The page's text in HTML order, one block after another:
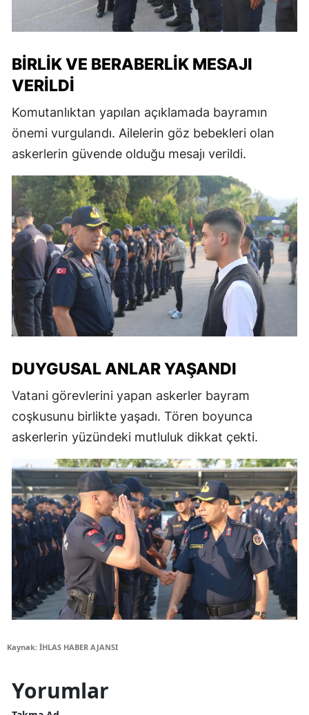
BIRLIK VE BERABERLIK MESAJI
VERILDI
Komutanlıktan yapılan açıklamada bayramın
önemi vurgulandı. Ailelerin göz bebekleri olan
askerlerin güvende olduğu mesajı verildi.
DUYGUSAL ANLAR YAŞANDI
Vatani görevlerini yapan askerler bayram
coşkusunu birlikte yaşadı. Tören boyunca
askerlerin yüzündeki mutluluk dikkat çekti.
Kaynak: İHLAS HABER AJANSI
Yorumlar